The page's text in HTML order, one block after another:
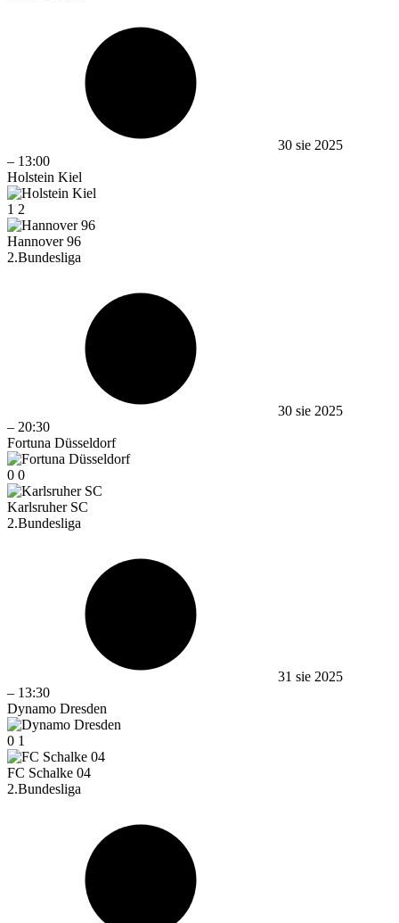
30 sie 2025
– 13:00
Holstein Kiel
1 2
Hannover 96
2.Bundesliga
30 sie 2025
– 20:30
Fortuna Düsseldorf
0 0
Karlsruher SC
2.Bundesliga
31 sie 2025
– 13:30
Dynamo Dresden
0 1
FC Schalke 04
2.Bundesliga